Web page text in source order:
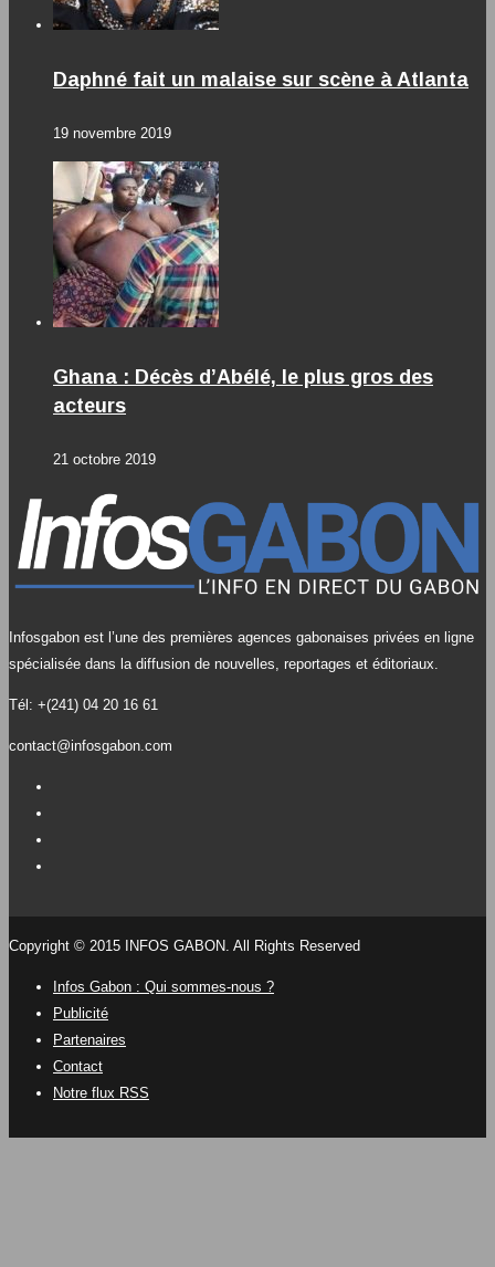
Daphné fait un malaise sur scène à Atlanta
19 novembre 2019
Ghana : Décès d’Abélé, le plus gros des
acteurs
21 octobre 2019
Infosgabon est l’une des premières agences gabonaises privées en ligne
spécialisée dans la diffusion de nouvelles, reportages et éditoriaux.
Tél: +(241) 04 20 16 61
contact@infosgabon.com
Copyright © 2015 INFOS GABON. All Rights Reserved
Infos Gabon : Qui sommes-nous ?
Publicité
Partenaires
Contact
Notre flux RSS